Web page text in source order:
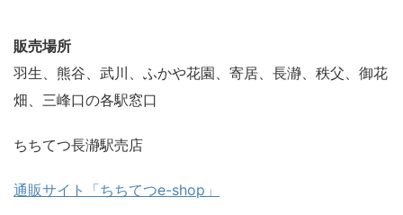
販売場所
羽生、熊谷、武川、ふかや花園、寄居、長瀞、秩父、御花
畑、三峰口の各駅窓口
ちちてつ長瀞駅売店
通販サイト「ちちてつe-shop」